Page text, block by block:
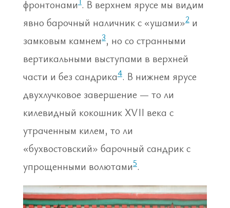
фронтонами . В верхнем ярусе мы видим
явно барочный наличник с «ушами»2и
замковым камнем3, но со странными
вертикальными выступами в верхней
части и без сандрика4. В нижнем ярусе
двухлучковое завершение — то ли
килевидный кокошник XVII века с
утраченным килем, то ли
«бухвостовский» барочный сандрик с
упрощенными волютами5.